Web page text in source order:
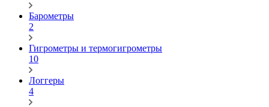
Барометры
2
Гигрометры и термогигрометры
10
Логгеры
4